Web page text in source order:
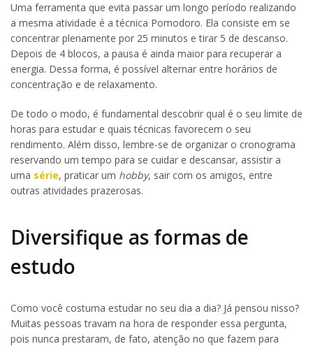
Uma ferramenta que evita passar um longo período realizando
a mesma atividade é a técnica Pomodoro. Ela consiste em se
concentrar plenamente por 25 minutos e tirar 5 de descanso.
Depois de 4 blocos, a pausa é ainda maior para recuperar a
energia. Dessa forma, é possível alternar entre horários de
concentração e de relaxamento.
De todo o modo, é fundamental descobrir qual é o seu limite de
horas para estudar e quais técnicas favorecem o seu
rendimento. Além disso, lembre-se de organizar o cronograma
reservando um tempo para se cuidar e descansar, assistir a
uma série, praticar um hobby, sair com os amigos, entre
outras atividades prazerosas.
Diversifique as formas de
estudo
Como você costuma estudar no seu dia a dia? Já pensou nisso?
Muitas pessoas travam na hora de responder essa pergunta,
pois nunca prestaram, de fato, atenção no que fazem para